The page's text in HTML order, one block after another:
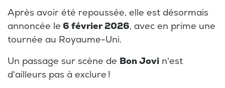
Après avoir été repoussée, elle est désormais
annoncée le 6 février 2026, avec en prime une
tournée au Royaume-Uni.
Un passage sur scène de Bon Jovi n'est
d'ailleurs pas à exclure !